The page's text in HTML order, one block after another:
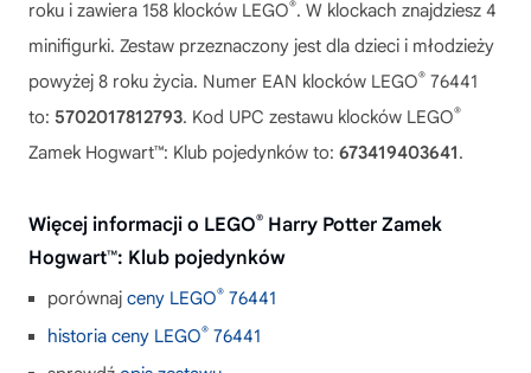
roku i zawiera 158 klocków LEGO®. W klockach znajdziesz 4
minifigurki. Zestaw przeznaczony jest dla dzieci i młodzieży
powyżej 8 roku życia. Numer EAN klocków LEGO® 76441
to: 5702017812793. Kod UPC zestawu klocków LEGO®
Zamek Hogwart™: Klub pojedynków to: 673419403641.
Więcej informacji o LEGO® Harry Potter Zamek
Hogwart™: Klub pojedynków
porównaj ceny LEGO® 76441
historia ceny LEGO® 76441